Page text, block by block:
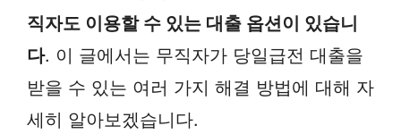
직자도 이용할 수 있는 대출 옵션이 있습니
다. 이 글에서는 무직자가 당일급전 대출을
받을 수 있는 여러 가지 해결 방법에 대해 자
세히 알아보겠습니다.